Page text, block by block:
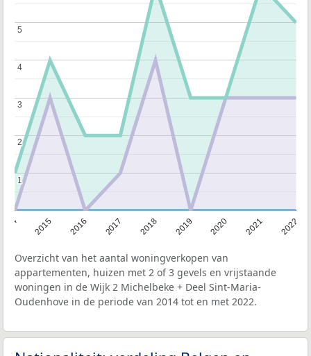
2015 2016 2017 2018 2019 2020 2021 2022
1
1
2
2
3
3
4
4
5
5
Overzicht van het aantal woningverkopen van
appartementen, huizen met 2 of 3 gevels en vrijstaande
woningen in de Wijk 2 Michelbeke + Deel Sint-Maria-
Oudenhove in de periode van 2014 tot en met 2022.